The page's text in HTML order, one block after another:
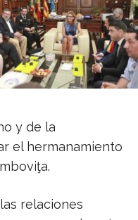
y de la
el hermanamiento
relaciones